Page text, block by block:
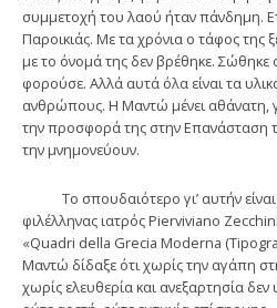
συμμετοχή του λαού ήταν πάνδημη.
Παροικιάς. Με τα χρόνια ο τάφος της
με το όνομά της δεν βρέθηκε.
φορούσε. Αλλά αυτά όλα είναι τα
ανθρώπους. Η Μαντώ μένει αθάνατη,
την προσφορά της στην Επανάσταση
την μνημονεύουν.
Το σπουδαιότερο γι’ αυτήν
φιλέλληνας ιατρός Pierviviano
«Quadri della Grecia Moderna
Μαντώ δίδαξε ότι χωρίς την αγάπη
χωρίς ελευθερία και ανεξαρτησία